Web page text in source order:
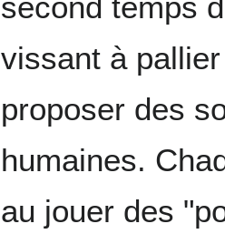
vissant à
proposer des
humaines.
au jouer des